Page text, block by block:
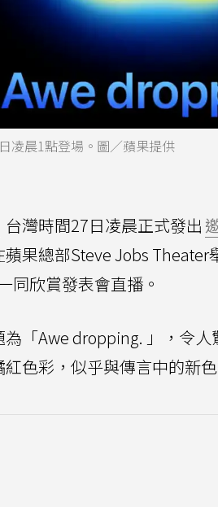
凌晨1點登場。圖／蘋果提供
台灣時間27日凌晨正式發出
果總部Steve Jobs
同欣賞發表會直播。
為「Awe dropping. 」，令
色彩，似乎與傳言中的新